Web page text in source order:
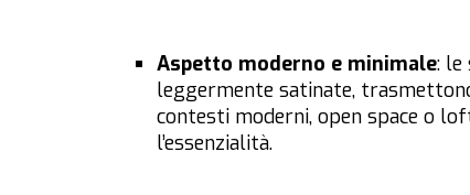
Aspetto moderno e minimale: le
leggermente satinate,
contesti moderni, open space o
l’essenzialità.